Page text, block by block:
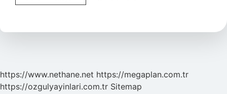
Askeri
Sonra
https://www.nethane.net https://megaplan.com.tr
https://ozgulyayinlari.com.tr Sitemap